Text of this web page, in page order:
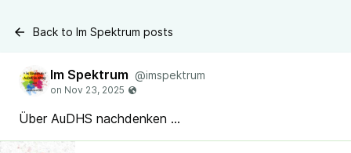
Back to Im Spektrum posts
Im Spektrum @imspektrum
Über AuDHS nachdenken ...